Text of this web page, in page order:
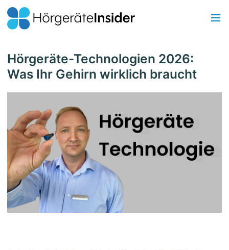
Hörgeräte-Technologien 2026:
Was Ihr Gehirn wirklich braucht